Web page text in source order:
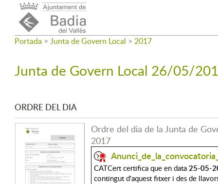
Portada > Junta de Govern Local > 2017
Junta de Govern Local 26/05/
ORDRE DEL DIA
Ordre del dia de la Junta de
2017
CATCert certifica que en data 25-05-
contingut d'aquest fitxer i des de